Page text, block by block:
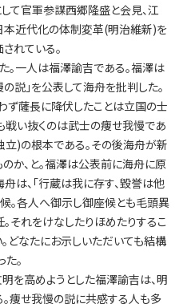
て官軍参謀西郷隆盛と会見、江
本近代化の体制変革(明治維新)を
れている。
。一人は福澤諭吉である。福澤は
説」を公表して海舟を批判した。
ず薩長に降伏したことは立国の士
戦い抜くのは武士の痩せ我慢であ
)の根本である。その後海舟が新
か、と。福澤は公表前に海舟に原
は、「行蔵は我に存す、毀誉は他
。各人へ御示し御座候とも毛頭異
それをけなしたりほめたりするこ
どなたにお示しいただいても結構
。
を高めようとした福澤諭吉は、明
痩せ我慢の説に共感する人も多